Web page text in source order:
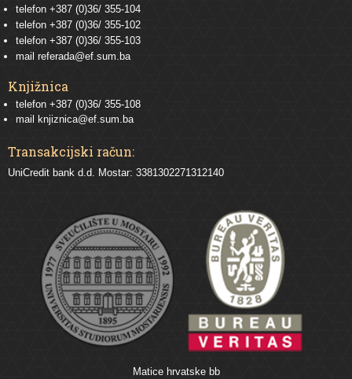
telefon +387 (0)36/ 355-104
telefon +387 (0)36/ 355-102
telefon +387 (0)36/ 355-103
mail referada@ef.sum.ba
Knjižnica
telefon +387 (0)36/ 355-108
mail
knjiznica@ef.sum.ba
Transakcijski račun:
UniCredit bank d.d. Mostar: 3381302271312140
Matice hrvatske bb